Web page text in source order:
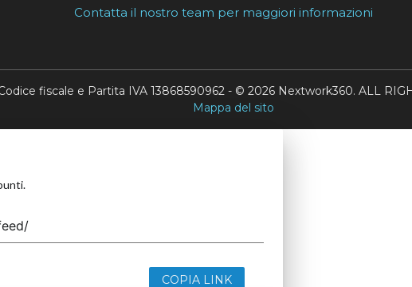
Contatta il nostro team per maggiori informazioni
fiscale e Partita IVA 13868590962 - © 2026 Nextwork360. ALL
Mappa del sito
COPIA LINK